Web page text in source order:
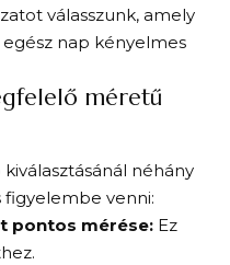
válasszunk, amely
nap kényelmes
méretű
néhány
venni:
pontos mérése: Ez